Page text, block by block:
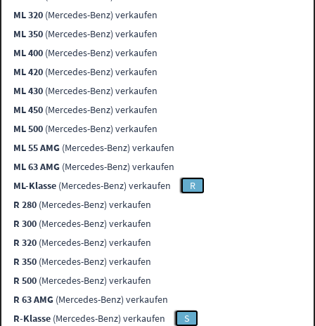
ML 320 (Mercedes-Benz) verkaufen
ML 350 (Mercedes-Benz) verkaufen
ML 400 (Mercedes-Benz) verkaufen
ML 420 (Mercedes-Benz) verkaufen
ML 430 (Mercedes-Benz) verkaufen
ML 450 (Mercedes-Benz) verkaufen
ML 500 (Mercedes-Benz) verkaufen
ML 55 AMG (Mercedes-Benz) verkaufen
ML 63 AMG (Mercedes-Benz) verkaufen
ML-Klasse (Mercedes-Benz) verkaufen
R
R 280 (Mercedes-Benz) verkaufen
R 300 (Mercedes-Benz) verkaufen
R 320 (Mercedes-Benz) verkaufen
R 350 (Mercedes-Benz) verkaufen
R 500 (Mercedes-Benz) verkaufen
R 63 AMG (Mercedes-Benz) verkaufen
R-Klasse (Mercedes-Benz) verkaufen
S